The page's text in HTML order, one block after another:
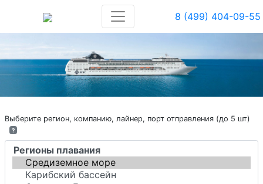
8 (499) 404-09-55
Выберите регион, компанию, лайнер, порт отправления (до 5 шт)
?